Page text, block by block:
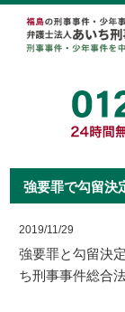
強要罪で勾留決
2019/11/29
強要罪と勾留決
ち刑事事件総合